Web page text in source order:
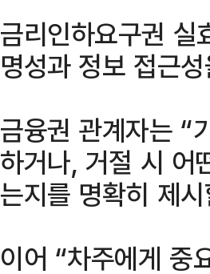
금리인하요구권 실
명성과 정보 접근
금융권 관계자는 “
하거나, 거절 시 어
는지를 명확히 제
이어 “차주에게 중